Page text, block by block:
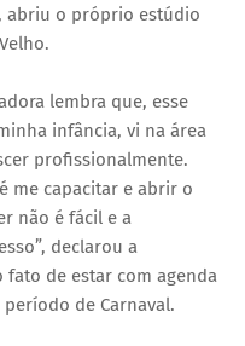
abriu o próprio estúdio
lembra que, esse
infância, vi na área
profissionalmente.
me capacitar e abrir o
não é fácil e a
declarou a
de estar com agenda
de Carnaval.